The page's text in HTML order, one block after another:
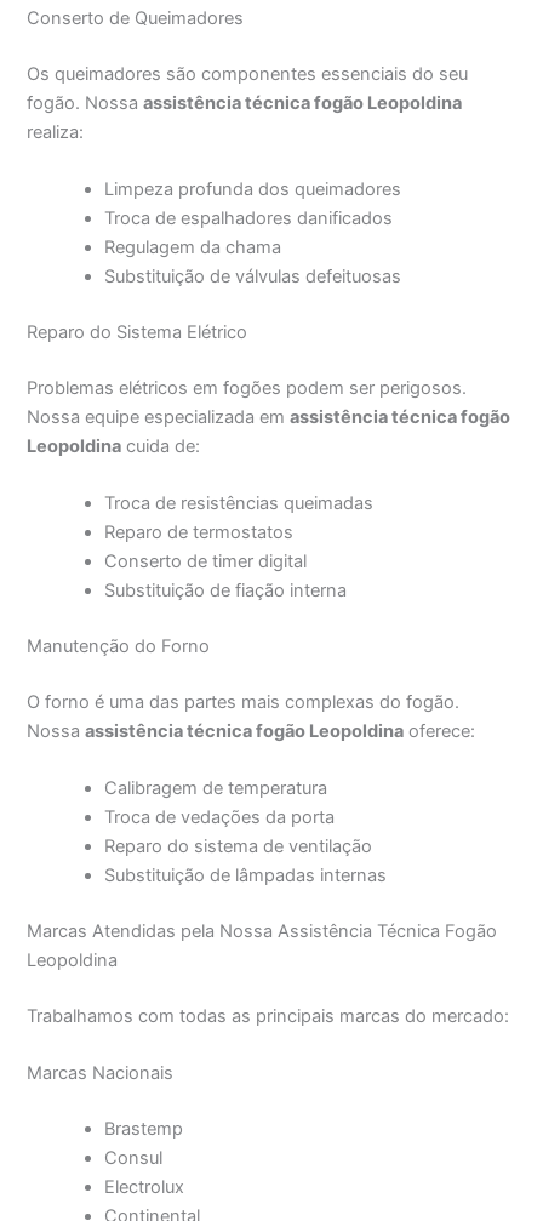
Conserto de Queimadores
Os queimadores são componentes essenciais do seu
fogão. Nossaassistência técnica fogão Leopoldina
realiza:
Limpeza profunda dos queimadores
Troca de espalhadores danificados
Regulagem da chama
Substituição de válvulas defeituosas
Reparo do Sistema Elétrico
Problemas elétricos em fogões podem ser perigosos.
Nossa equipe especializada emassistência técnica fogão
Leopoldina cuida de:
Troca de resistências queimadas
Reparo de termostatos
Conserto de timer digital
Substituição de fiação interna
Manutenção do Forno
O forno é uma das partes mais complexas do fogão.
Nossaassistência técnica fogão Leopoldina oferece:
Calibragem de temperatura
Troca de vedações da porta
Reparo do sistema de ventilação
Substituição de lâmpadas internas
Marcas Atendidas pela Nossa Assistência Técnica Fogão
Leopoldina
Trabalhamos com todas as principais marcas do mercado:
Marcas Nacionais
Brastemp
Consul
Electrolux
Continental